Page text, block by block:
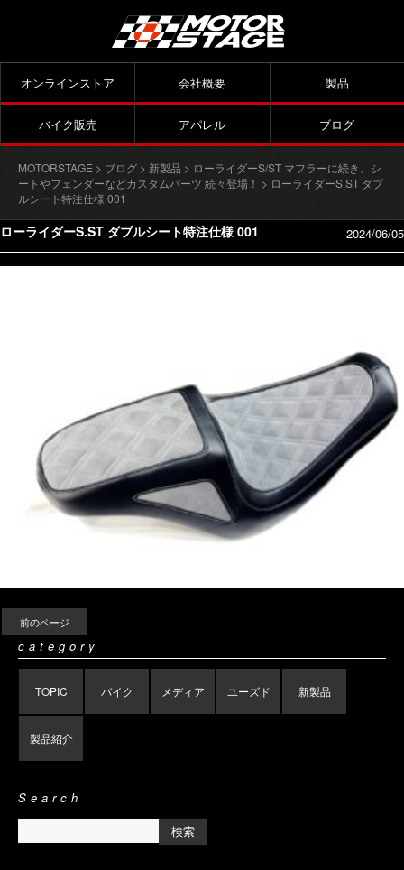
オンラインストア 会社概要 製品
バイク販売 アパレル ブログ
MOTORSTAGE > ブログ > 新製品 > ローライダーS/ST マフラーに続き、シ
ートやフェンダーなどカスタムパーツ 続々登場！ > ローライダーS.ST ダブ
ルシート特注仕様 001
ローライダーS.ST ダブルシート特注仕様 001 2024/06/05
前のページ
category
TOPIC バイク メディア ユーズド 新製品
製品紹介
Search